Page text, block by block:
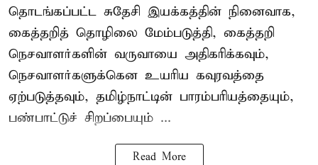
தொடங்கப்பட்ட சுதேசி இயக்கத்தின் நினைவாக,
கைத்தறித் தொழிலை மேம்படுத்தி, கைத்தறி
நெசவாளர்களின் வருவாயை அதிகரிக்கவும்,
நெசவாளர்களுக்கென உயரிய கவுரவத்தை
ஏற்படுத்தவும், தமிழ்நாட்டின் பாரம்பரியத்தையும்,
பண்பாட்டுச் சிறப்பையும் ...
Read More